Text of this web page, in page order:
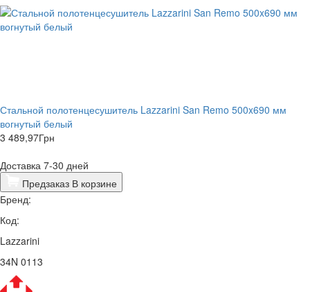
Стальной полотенцесушитель Lazzarini San Remo 500x690 мм
вогнутый белый
3 489,97Грн
Доставка 7-30 дней
Предзаказ В корзине
Бренд:
Код:
Lazzarini
34N 0113